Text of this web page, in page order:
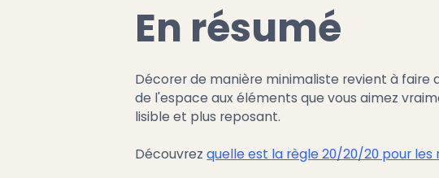
En résumé
Décorer de manière minimaliste revient à faire
de l'espace aux éléments que vous aimez
lisible et plus reposant.
Découvrezquelle est la règle 20/20/20 pour les